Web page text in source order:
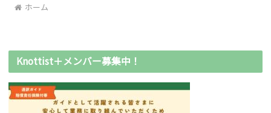
ホーム
Knottist＋メンバー募集中！